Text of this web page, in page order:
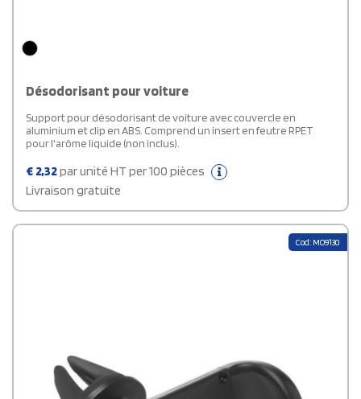
Désodorisant pour voiture
Support pour désodorisant de voiture avec couvercle en
aluminium et clip en ABS. Comprend un insert en feutre RPET
pour l'arôme liquide (non inclus).
€ 2,32par unité HT per 100 pièces
Livraison gratuite
Cod: MO9130